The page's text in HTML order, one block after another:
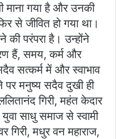
माना गया है और उनकी
से जीवित हो गया था।
परंपरा है। उन्होंने
हैं, समय, कर्म और
सत्कर्म में और स्वाभाव
पर मनुष्य सदैव दुखी ही
गिरी, महंत केदार
साधु समाज से स्वामी
गिरी, मधुर वन महाराज,